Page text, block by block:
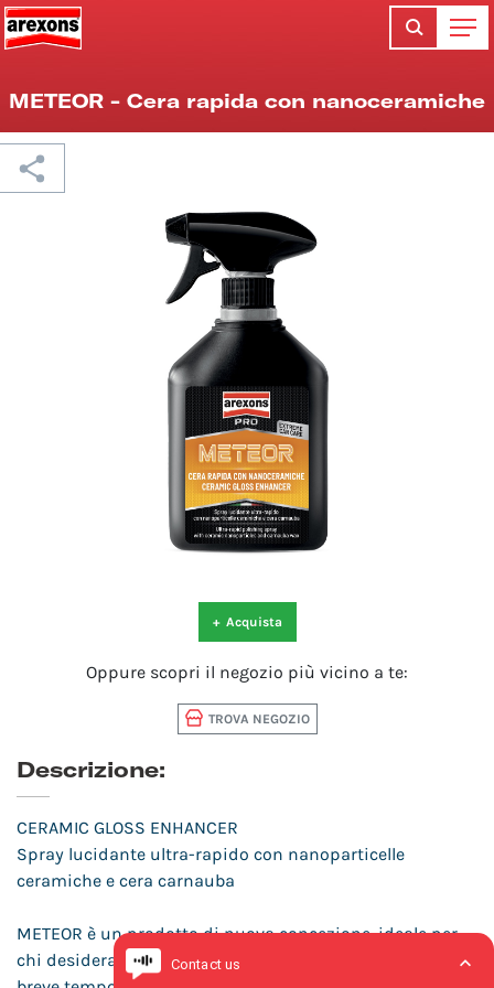
METEOR - Cera rapida con nanoceramiche
+ Acquista
Oppure scopri il negozio più vicino a te:
TROVA NEGOZIO
Descrizione:
CERAMIC GLOSS ENHANCER
Spray lucidante ultra-rapido con nanoparticelle
ceramiche e cera carnauba
METEOR è un prodotto di nuova concezione, ideale per
chi desidera applicare una cera protettiva sull’ auto in